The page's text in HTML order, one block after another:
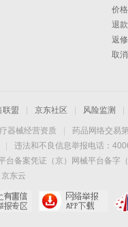
价
退
返
取
联盟 京东社区 风险监测
器械经营资质 药品网络交易
违法和不良信息举报电话：
台备案凭证（京）网械平台备字
京东云